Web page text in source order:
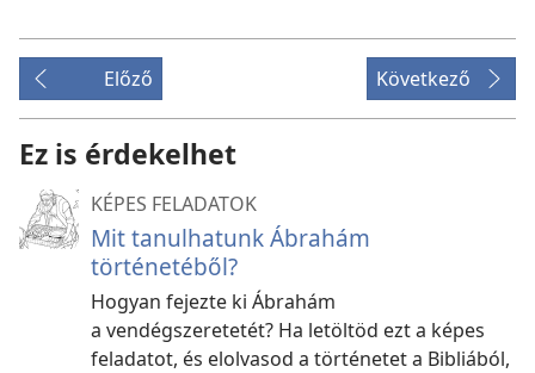
Előző Következő
Ez is érdekelhet
KÉPES FELADATOK
Mit tanulhatunk Ábrahám
történetéből?
Hogyan fejezte ki Ábrahám
a vendégszeretetét? Ha letöltöd ezt a képes
feladatot, és elolvasod a történetet a Bibliából,